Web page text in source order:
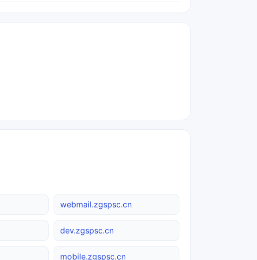
webmail.zgspsc.cn
dev.zgspsc.cn
mobile.zgspsc.cn